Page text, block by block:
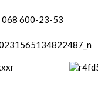
068 600-23-53